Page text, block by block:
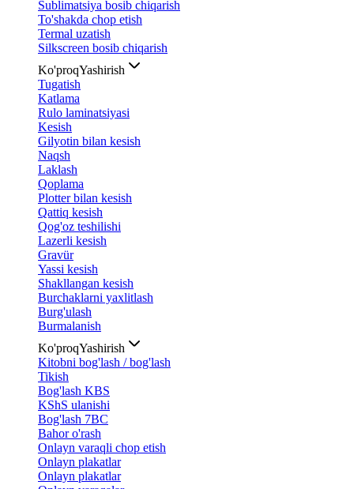
Sublimatsiya bosib chiqarish
To'shakda chop etish
Termal uzatish
Silkscreen bosib chiqarish
Ko'proqYashirish
Tugatish
Katlama
Rulo laminatsiyasi
Kesish
Gilyotin bilan kesish
Naqsh
Laklash
Qoplama
Plotter bilan kesish
Qattiq kesish
Qog'oz teshilishi
Lazerli kesish
Gravür
Yassi kesish
Shakllangan kesish
Burchaklarni yaxlitlash
Burg'ulash
Burmalanish
Ko'proqYashirish
Kitobni bog'lash / bog'lash
Tikish
Bog'lash KBS
KShS ulanishi
Bog'lash 7BC
Bahor o'rash
Onlayn varaqli chop etish
Onlayn plakatlar
Onlayn plakatlar